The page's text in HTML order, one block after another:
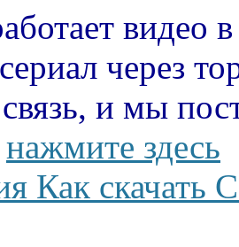
видео
через
и мы
нажмите здесь
Как скачать